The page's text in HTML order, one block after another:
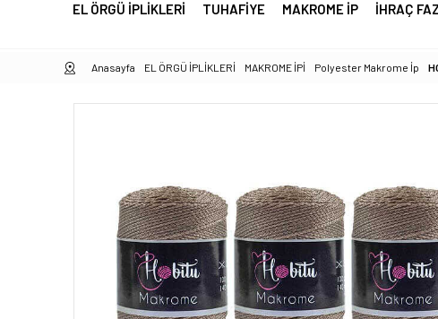
EL ÖRGÜ İPLİKLERİ TUHAFİYE MAKROME İP İHRAÇ
Anasayfa EL ÖRGÜ İPLİKLERİ MAKROME İPİ Polyester Makrome İp